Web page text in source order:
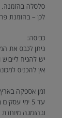
סלסלה בהזמנה.
לכן – בהזמנת פריט
כביסה:
ניתן לכבס את
יש להניח
אין להכניס
זמן אספקה
עד 5 ימי עסקים ברכישה מהמלאי.
ובהזמנה מיוחדת – עד 10